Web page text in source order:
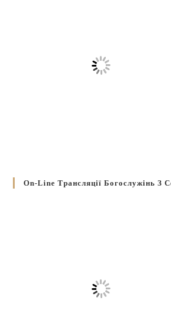
On-Line Трансляції Богослужінь З